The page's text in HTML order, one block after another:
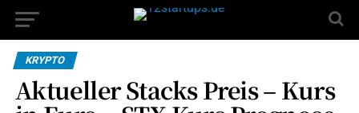
KRYPTO
Aktueller Stacks Preis – Kurs